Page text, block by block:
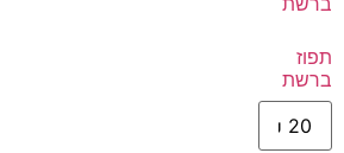
תפוז
ברשת